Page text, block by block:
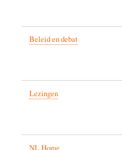
Beleid en debat
Lezingen
NL Home